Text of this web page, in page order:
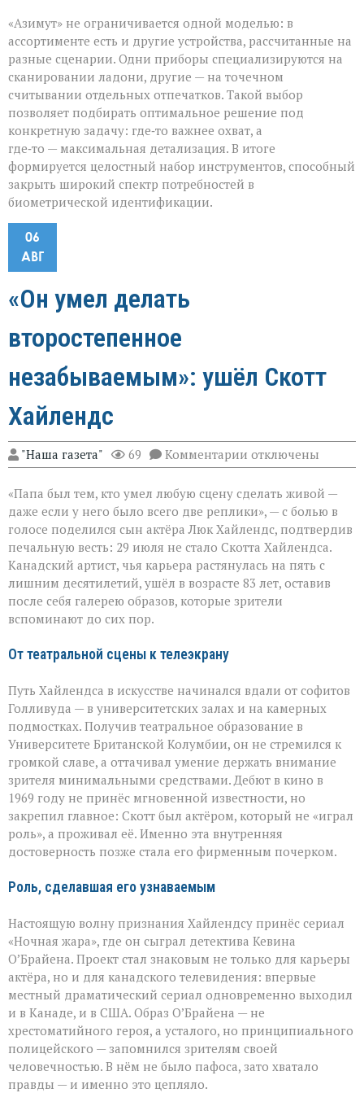
«Азимут» не ограничивается одной моделью: в
ассортименте есть и другие устройства, рассчитанные на
разные сценарии. Одни приборы специализируются на
сканировании ладони, другие — на точечном
считывании отдельных отпечатков. Такой выбор
позволяет подбирать оптимальное решение под
конкретную задачу: где‑то важнее охват, а
где‑то — максимальная детализация. В итоге
формируется целостный набор инструментов, способный
закрыть широкий спектр потребностей в
биометрической идентификации.
06
АВГ
«Он умел делать
второстепенное
незабываемым»: ушёл Скотт
Хайлендс
"Наша газета" 69 Комментарии к
записи
умел
делать
второстепенное
незабываемым»:
ушёл
Скотт
Хайлендс
отключены
«Папа был тем, кто умел любую сцену сделать живой —
даже если у него было всего две реплики», — с болью в
голосе поделился сын актёра Люк Хайлендс, подтвердив
печальную весть: 29 июля не стало Скотта Хайлендса.
Канадский артист, чья карьера растянулась на пять с
лишним десятилетий, ушёл в возрасте 83 лет, оставив
после себя галерею образов, которые зрители
вспоминают до сих пор.
От театральной сцены к телеэкрану
Путь Хайлендса в искусстве начинался вдали от софитов
Голливуда — в университетских залах и на камерных
подмостках. Получив театральное образование в
Университете Британской Колумбии, он не стремился к
громкой славе, а оттачивал умение держать внимание
зрителя минимальными средствами. Дебют в кино в
1969 году не принёс мгновенной известности, но
закрепил главное: Скотт был актёром, который не «играл
роль», а проживал её. Именно эта внутренняя
достоверность позже стала его фирменным почерком.
Роль, сделавшая его узнаваемым
Настоящую волну признания Хайлендсу принёс сериал
«Ночная жара», где он сыграл детектива Кевина
О’Брайена. Проект стал знаковым не только для карьеры
актёра, но и для канадского телевидения: впервые
местный драматический сериал одновременно выходил
и в Канаде, и в США. Образ О’Брайена — не
хрестоматийного героя, а усталого, но принципиального
полицейского — запомнился зрителям своей
человечностью. В нём не было пафоса, зато хватало
правды — и именно это цепляло.